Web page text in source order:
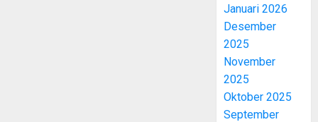
Januari 2026
Desember
2025
November
2025
Oktober 2025
September